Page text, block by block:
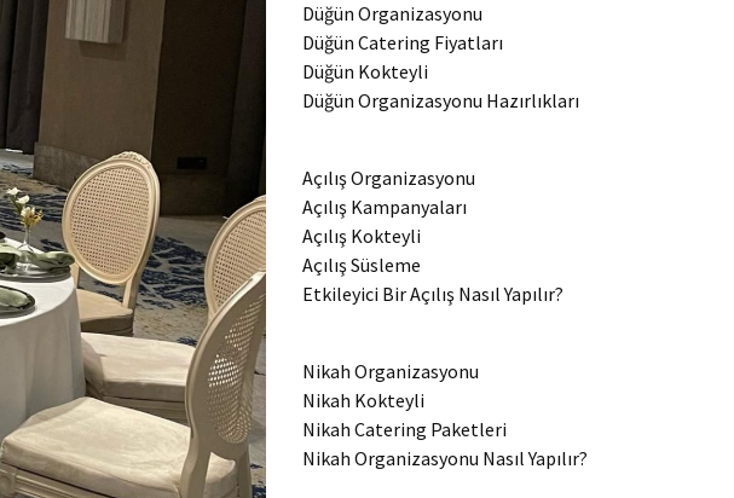
Düğün Organizasyonu
Düğün Catering Fiyatları
Düğün Kokteyli
Düğün Organizasyonu Hazırlıkları
Açılış Organizasyonu
Açılış Kampanyaları
Açılış Kokteyli
Açılış Süsleme
Etkileyici Bir Açılış Nasıl Yapılır?
Nikah Organizasyonu
Nikah Kokteyli
Nikah Catering Paketleri
Nikah Organizasyonu Nasıl Yapılır?